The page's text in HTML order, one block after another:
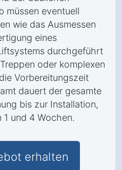
müssen eventuell
wie das Ausmessen
eines
durchgeführt
oder komplexen
Vorbereitungszeit
dauert der gesamte
bis zur Installation,
1 und 4 Wochen.
erhalten